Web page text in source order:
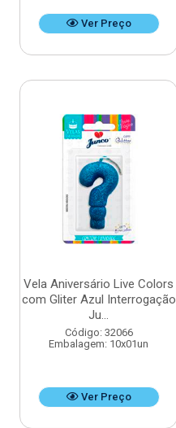
Ver Preço
Vela Aniversário Live Colors
com Gliter Azul Interrogação
Ju...
Código: 32066
Embalagem: 10x01un
Ver Preço